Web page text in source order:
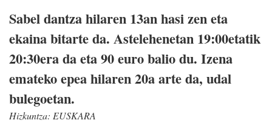
Sabel dantza hilaren 13an hasi zen eta
ekaina bitarte da. Astelehenetan 19:00etatik
20:30era da eta 90 euro balio du. Izena
emateko epea hilaren 20a arte da, udal
bulegoetan.
Hizkuntza: EUSKARA